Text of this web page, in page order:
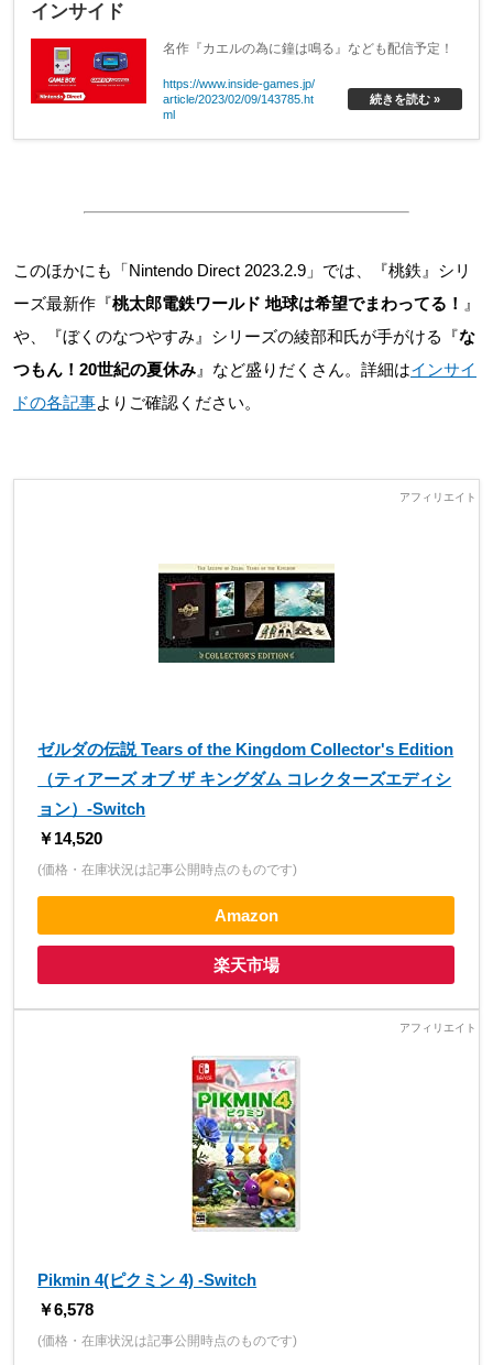
インサイド
名作『カエルの為に鐘は鳴る』なども配信予定！
https://www.inside-games.jp/
article/2023/02/09/143785.ht
ml
続きを読む »
このほかにも「Nintendo Direct 2023.2.9」では、『桃鉄』シリ
ーズ最新作『桃太郎電鉄ワールド 地球は希望でまわってる！ 』
や、『ぼくのなつやすみ』シリーズの綾部和氏が手がける『な
つもん！20世紀の夏休み 』など盛りだくさん。詳細はインサイ
ドの各記事よりご確認ください。
ゼルダの伝説 Tears of the Kingdom Collector's Edition
（ティアーズ オブ ザ キングダム コレクターズエディシ
ョン）-Switch
￥14,520
(価格・在庫状況は記事公開時点のものです)
Amazon
楽天市場
Pikmin 4(ピクミン 4) -Switch
￥6,578
(価格・在庫状況は記事公開時点のものです)